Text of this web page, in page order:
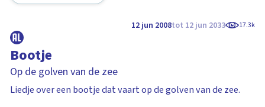
12 jun 2008tot 12 jun 2033 17.3k
Bootje
Op de golven van de zee
Liedje over een bootje dat vaart op de golven van de zee.